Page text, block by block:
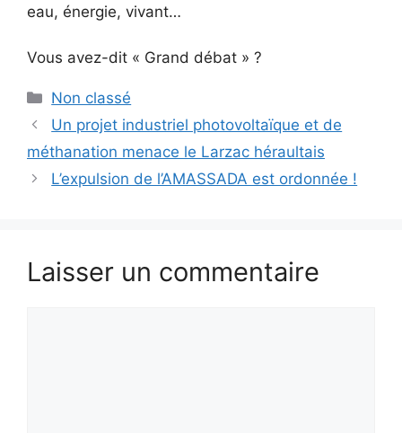
eau, énergie, vivant…
Vous avez-dit « Grand débat » ?
Catégories
Non classé
Un projet industriel photovoltaïque et de
méthanation menace le Larzac héraultais
L’expulsion de l’AMASSADA est ordonnée !
Laisser un commentaire